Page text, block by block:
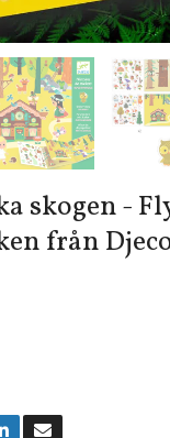
skogen -
från